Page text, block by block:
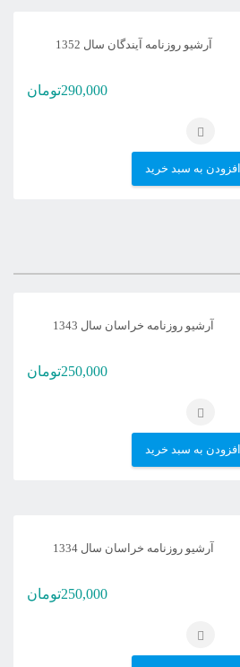
آرشیو روزنامه آیندگان سال 1352
290,000تومان
افزودن به سبد خرید
آرشیو روزنامه خراسان سال 1343
250,000تومان
افزودن به سبد خرید
آرشیو روزنامه خراسان سال 1334
250,000تومان